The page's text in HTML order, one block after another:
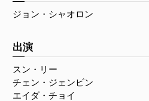
ジョン・シャオロン
出演
スン・リー
チェン・ジェンビン
エイダ・チョイ